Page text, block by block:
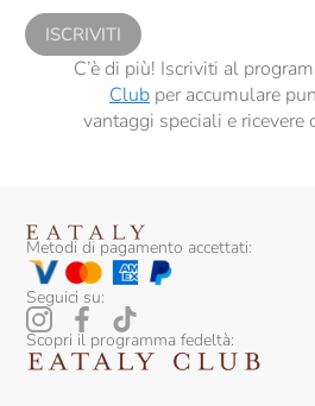
ISCRIVITI
C’è di più! Iscriviti al
Clubper accumulare
vantaggi speciali e ricevere
Metodi di pagamento accettati:
Seguici su:
Scopri il programma fedeltà: